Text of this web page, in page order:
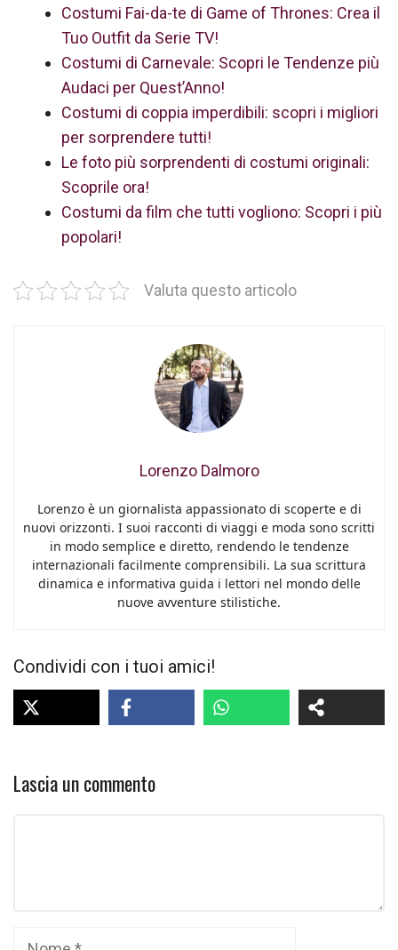
Costumi Fai-da-te di Game of Thrones: Crea il
Tuo Outfit da Serie TV!
Costumi di Carnevale: Scopri le Tendenze più
Audaci per Quest’Anno!
Costumi di coppia imperdibili: scopri i migliori
per sorprendere tutti!
Le foto più sorprendenti di costumi originali:
Scoprile ora!
Costumi da film che tutti vogliono: Scopri i più
popolari!
Valuta questo articolo
Lorenzo Dalmoro
Lorenzo è un giornalista appassionato di scoperte e di
nuovi orizzonti. I suoi racconti di viaggi e moda sono scritti
in modo semplice e diretto, rendendo le tendenze
internazionali facilmente comprensibili. La sua scrittura
dinamica e informativa guida i lettori nel mondo delle
nuove avventure stilistiche.
Condividi con i tuoi amici!
Lascia un commento